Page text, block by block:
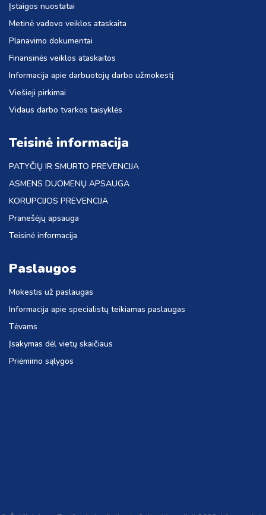
Įstaigos nuostatai
Metinė vadovo veiklos ataskaita
Planavimo dokumentai
Finansinės veiklos ataskaitos
Informacija apie darbuotojų darbo užmokestį
Viešieji pirkimai
Vidaus darbo tvarkos taisyklės
Teisinė informacija
PATYČIŲ IR SMURTO PREVENCIJA
ASMENS DUOMENŲ APSAUGA
KORUPCIJOS PREVENCIJA
Pranešėjų apsauga
Teisinė informacija
Paslaugos
Mokestis už paslaugas
Informacija apie specialistų teikiamas paslaugas
Tėvams
Įsakymas dėl vietų skaičiaus
Priėmimo sąlygos